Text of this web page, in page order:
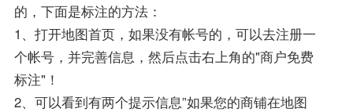
的，下面是标注的方法：
1、打开地图首页，如果没有帐号的，可以去注册一
个帐号，并完善信息，然后点击右上角的"商户免费
标注"！
2、可以看到有两个提示信息”如果您的商铺在地图